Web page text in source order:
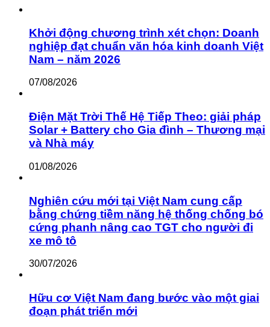
Khởi động chương trình xét chọn: Doanh
nghiệp đạt chuẩn văn hóa kinh doanh Việt
Nam – năm 2026
07/08/2026
Điện Mặt Trời Thế Hệ Tiếp Theo: giải pháp
Solar + Battery cho Gia đình – Thương mại
và Nhà máy
01/08/2026
Nghiên cứu mới tại Việt Nam cung cấp
bằng chứng tiềm năng hệ thống chống bó
cứng phanh nâng cao TGT cho người đi
xe mô tô
30/07/2026
Hữu cơ Việt Nam đang bước vào một giai
đoạn phát triển mới